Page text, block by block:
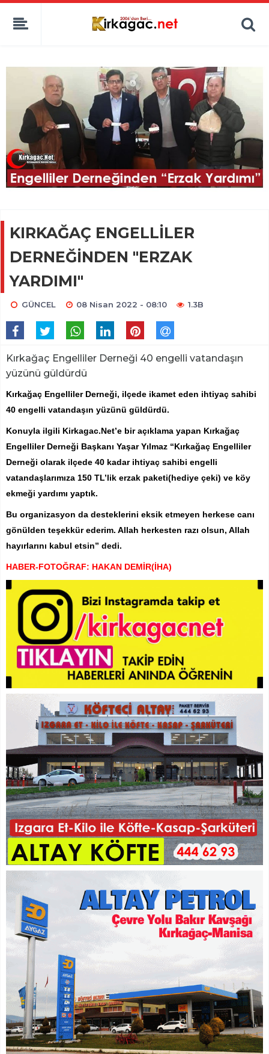
KIRKAĞAÇ ENGELLİLER
DERNEĞİNDEN "ERZAK
YARDIMI"
GÜNCEL 08 Nisan 2022 - 08:10 1.3B
Kırkağaç Engelliler Derneği 40 engelli vatandaşın
yüzünü güldürdü
Kırkağaç Engelliler Derneği, ilçede ikamet eden ihtiyaç sahibi
40 engelli vatandaşın yüzünü güldürdü.
Konuyla ilgili Kirkagac.Net’e bir açıklama yapan Kırkağaç
Engelliler Derneği Başkanı Yaşar Yılmaz “Kırkağaç Engelliler
Derneği olarak ilçede 40 kadar ihtiyaç sahibi engelli
vatandaşlarımıza 150 TL’lik erzak paketi(hediye çeki) ve köy
ekmeği yardımı yaptık.
Bu organizasyon da desteklerini eksik etmeyen herkese canı
gönülden teşekkür ederim. Allah herkesten razı olsun, Allah
hayırlarını kabul etsin” dedi.
HABER-FOTOĞRAF: HAKAN DEMİR(İHA)